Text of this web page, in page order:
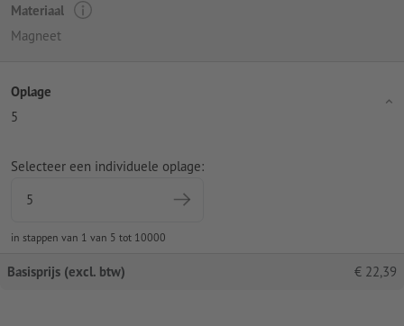
Materiaal
Magneet
Oplage
5
Selecteer een individuele oplage:
in stappen van 1 van 5 tot 10000
Basisprijs (excl. btw) € 22,39